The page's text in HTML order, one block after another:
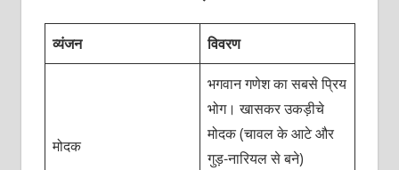
व्यंजन विवरण
मोदक
भगवान गणेश का सबसे प्रिय
भोग। खासकर उकड़ीचे
मोदक (चावल के आटे और
गुड़-नारियल से बने)